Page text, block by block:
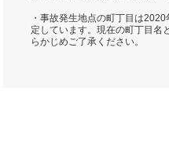
・事故発生地点の町丁目は
定しています。現在の町丁目名
らかじめご了承ください。